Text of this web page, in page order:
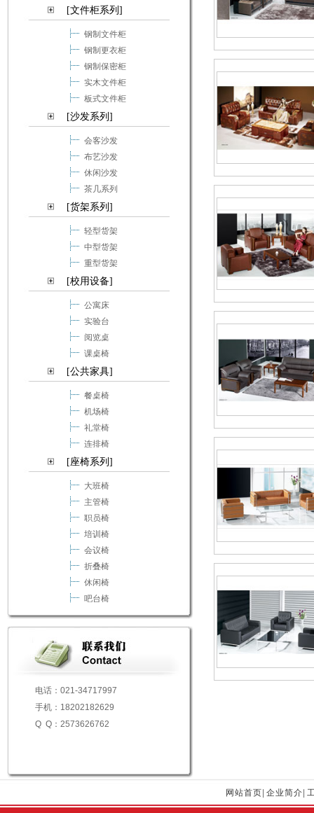
[文件柜系列]
钢制文件柜
钢制更衣柜
钢制保密柜
实木文件柜
板式文件柜
[沙发系列]
会客沙发
布艺沙发
休闲沙发
茶几系列
[货架系列]
轻型货架
中型货架
重型货架
[校用设备]
公寓床
实验台
阅览桌
课桌椅
[公共家具]
餐桌椅
机场椅
礼堂椅
连排椅
[座椅系列]
大班椅
主管椅
职员椅
培训椅
会议椅
折叠椅
休闲椅
吧台椅
电话：021-34717997
手机：18202182629
Q Q：2573626762
网站首页 企业简介